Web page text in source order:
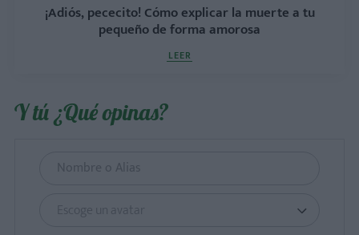
¡Adiós, pececito! Cómo explicar la muerte a tu
pequeño de forma amorosa
LEER
Y tú ¿Qué opinas?
Escoge un avatar